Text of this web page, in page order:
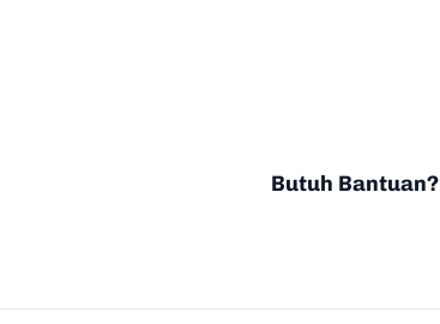
Butuh Bantuan?